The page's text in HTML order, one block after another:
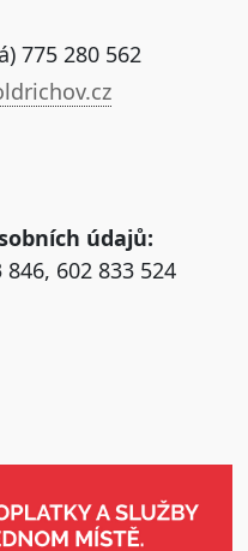
775 280 562
údajů:
602 833 524